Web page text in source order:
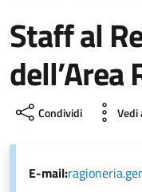
Staff al
dell’Area
Condividi Vedi
E-mail: